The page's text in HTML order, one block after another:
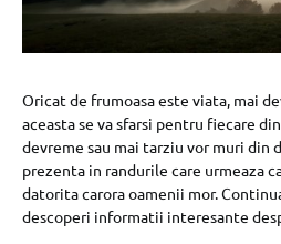
Oricat de frumoasa este viata, mai
aceasta se va sfarsi pentru fiecare
devreme sau mai tarziu vor muri din
prezenta in randurile care urmeaza
datorita carora oamenii mor.
descoperi informatii interesante